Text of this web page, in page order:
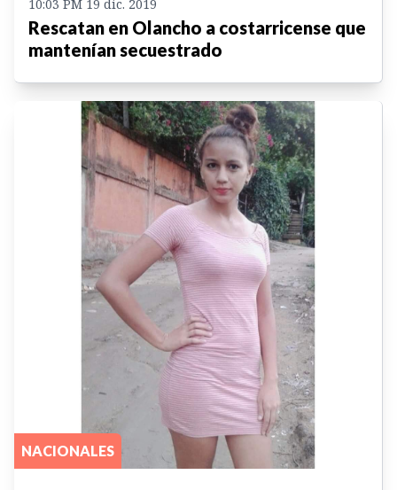
10:03 PM 19 dic. 2019
Rescatan en Olancho a costarricense que
mantenían secuestrado
NACIONALES